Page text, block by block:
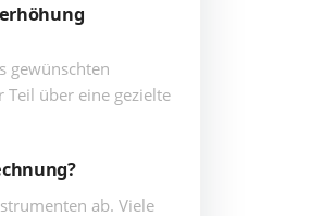
gewünschten
über eine gezielte
ab. Viele